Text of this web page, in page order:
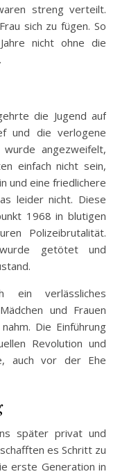
streng verteilt.
sich zu fügen. So
nicht ohne die
die Jugend auf
und die verlogene
angezweifelt,
einfach nicht sein,
und eine friedlichere
leider nicht. Diese
1968 in blutigen
Polizeibrutalität.
getötet und
verlässliches
und Frauen
Die Einführung
Revolution und
auch vor der Ehe
später privat und
es Schritt zu
erste Generation in